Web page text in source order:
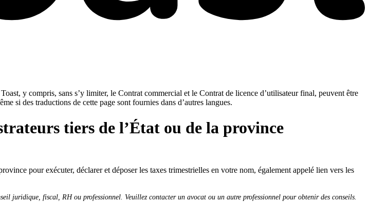
y compris, sans s’y limiter, le Contrat commercial et le Contrat de licence d’utilisateur final, peuvent être
si des traductions de cette page sont fournies dans d’autres langues.
tiers de l’État ou de la province
pour exécuter, déclarer et déposer les taxes trimestrielles en votre nom, également appelé lien vers les
juridique, fiscal, RH ou professionnel. Veuillez contacter un avocat ou un autre professionnel pour obtenir des conseils.